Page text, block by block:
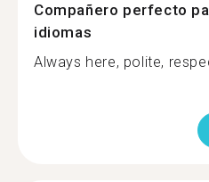
Compañero perfecto
idiomas
Always here, polite,